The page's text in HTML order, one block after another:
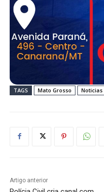
TAGS Mato Grosso Noticias
Artigo anterior